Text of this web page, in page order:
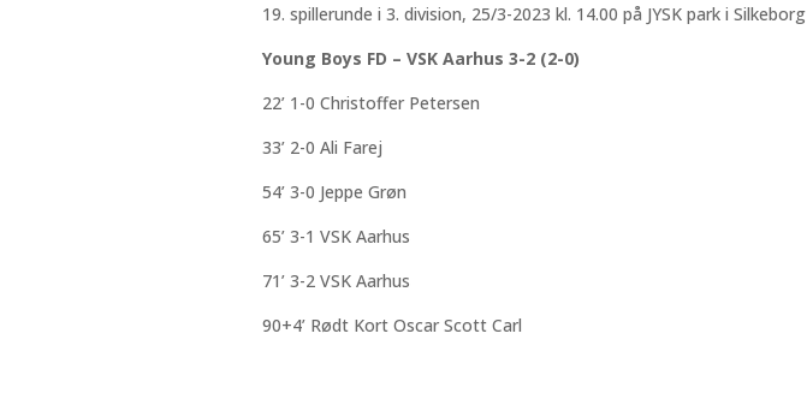
19. spillerunde i 3. division, 25/3-2023 kl. 14.00 på JYSK park i Silkeborg
Young Boys FD – VSK Aarhus 3-2 (2-0)
22’ 1-0 Christoffer Petersen
33’ 2-0 Ali Farej
54’ 3-0 Jeppe Grøn
65’ 3-1 VSK Aarhus
71’ 3-2 VSK Aarhus
90+4’ Rødt Kort Oscar Scott Carl